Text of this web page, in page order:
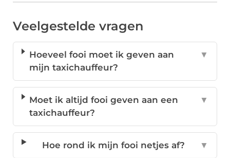
Veelgestelde vragen
Hoeveel fooi moet ik geven aan
mijn taxichauffeur?
▼
Moet ik altijd fooi geven aan een
taxichauffeur?
▼
Hoe rond ik mijn fooi netjes af? ▼